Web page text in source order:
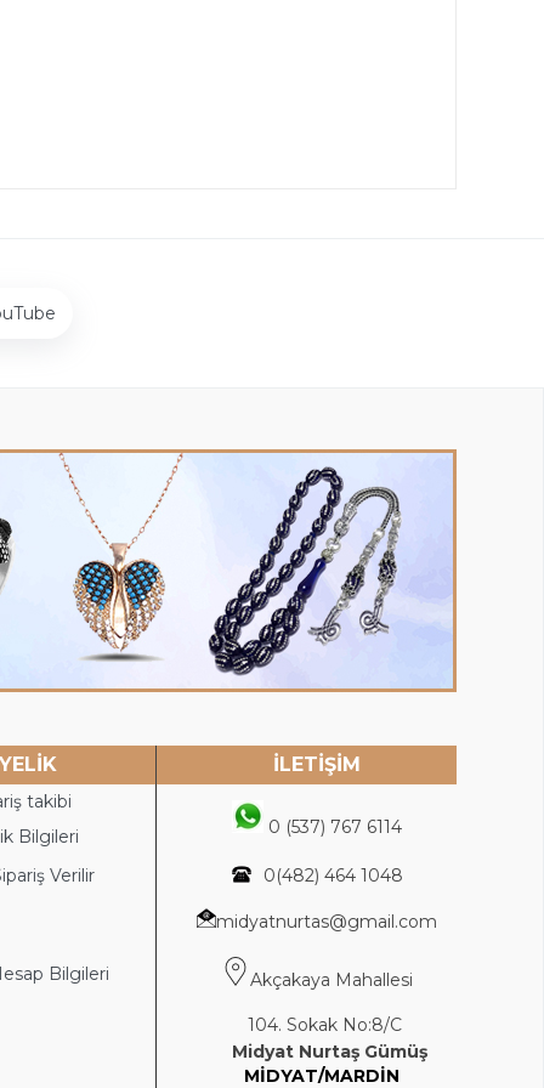
İLETİŞİM
takibi
0 (537) 767 6114
Bilgileri
Verilir
0(482) 464 1048
midyatnurtas@gmail.com
Bilgileri Akçakaya Mahallesi
104. Sokak No:8/C
Midyat Nurtaş Gümüş
MİDYAT/MARDİN